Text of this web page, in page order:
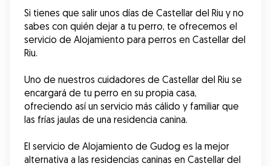
Si tienes que salir unos días de Castellar del Riu y no
sabes con quién dejar a tu perro, te ofrecemos el
servicio de Alojamiento para perros en Castellar del
Riu.
Uno de nuestros cuidadores de Castellar del Riu se
encargará de tu perro en su propia casa,
ofreciendo así un servicio más cálido y familiar que
las frías jaulas de una residencia canina.
El servicio de Alojamiento de Gudog es la mejor
alternativa a las residencias caninas en Castellar del